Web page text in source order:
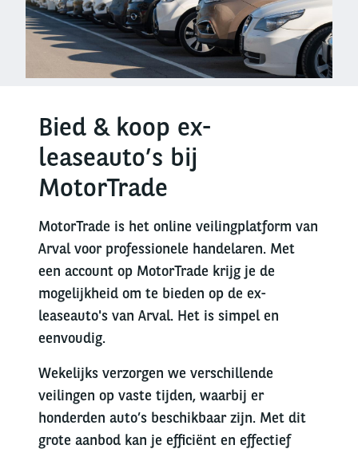
Bied & koop ex-
leaseauto’s bij
MotorTrade
MotorTrade is het online veilingplatform van
Arval voor professionele handelaren. Met
een account op MotorTrade krijg je de
mogelijkheid om te bieden op de ex-
leaseauto's van Arval. Het is simpel en
eenvoudig.
Wekelijks verzorgen we verschillende
veilingen op vaste tijden, waarbij er
honderden auto’s beschikbaar zijn. Met dit
grote aanbod kan je efficiënt en effectief